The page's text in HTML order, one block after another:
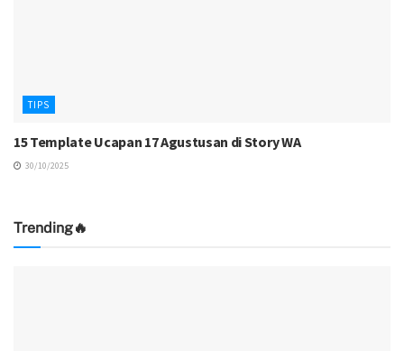
TIPS
15 Template Ucapan 17 Agustusan di Story WA
30/10/2025
Trending🔥